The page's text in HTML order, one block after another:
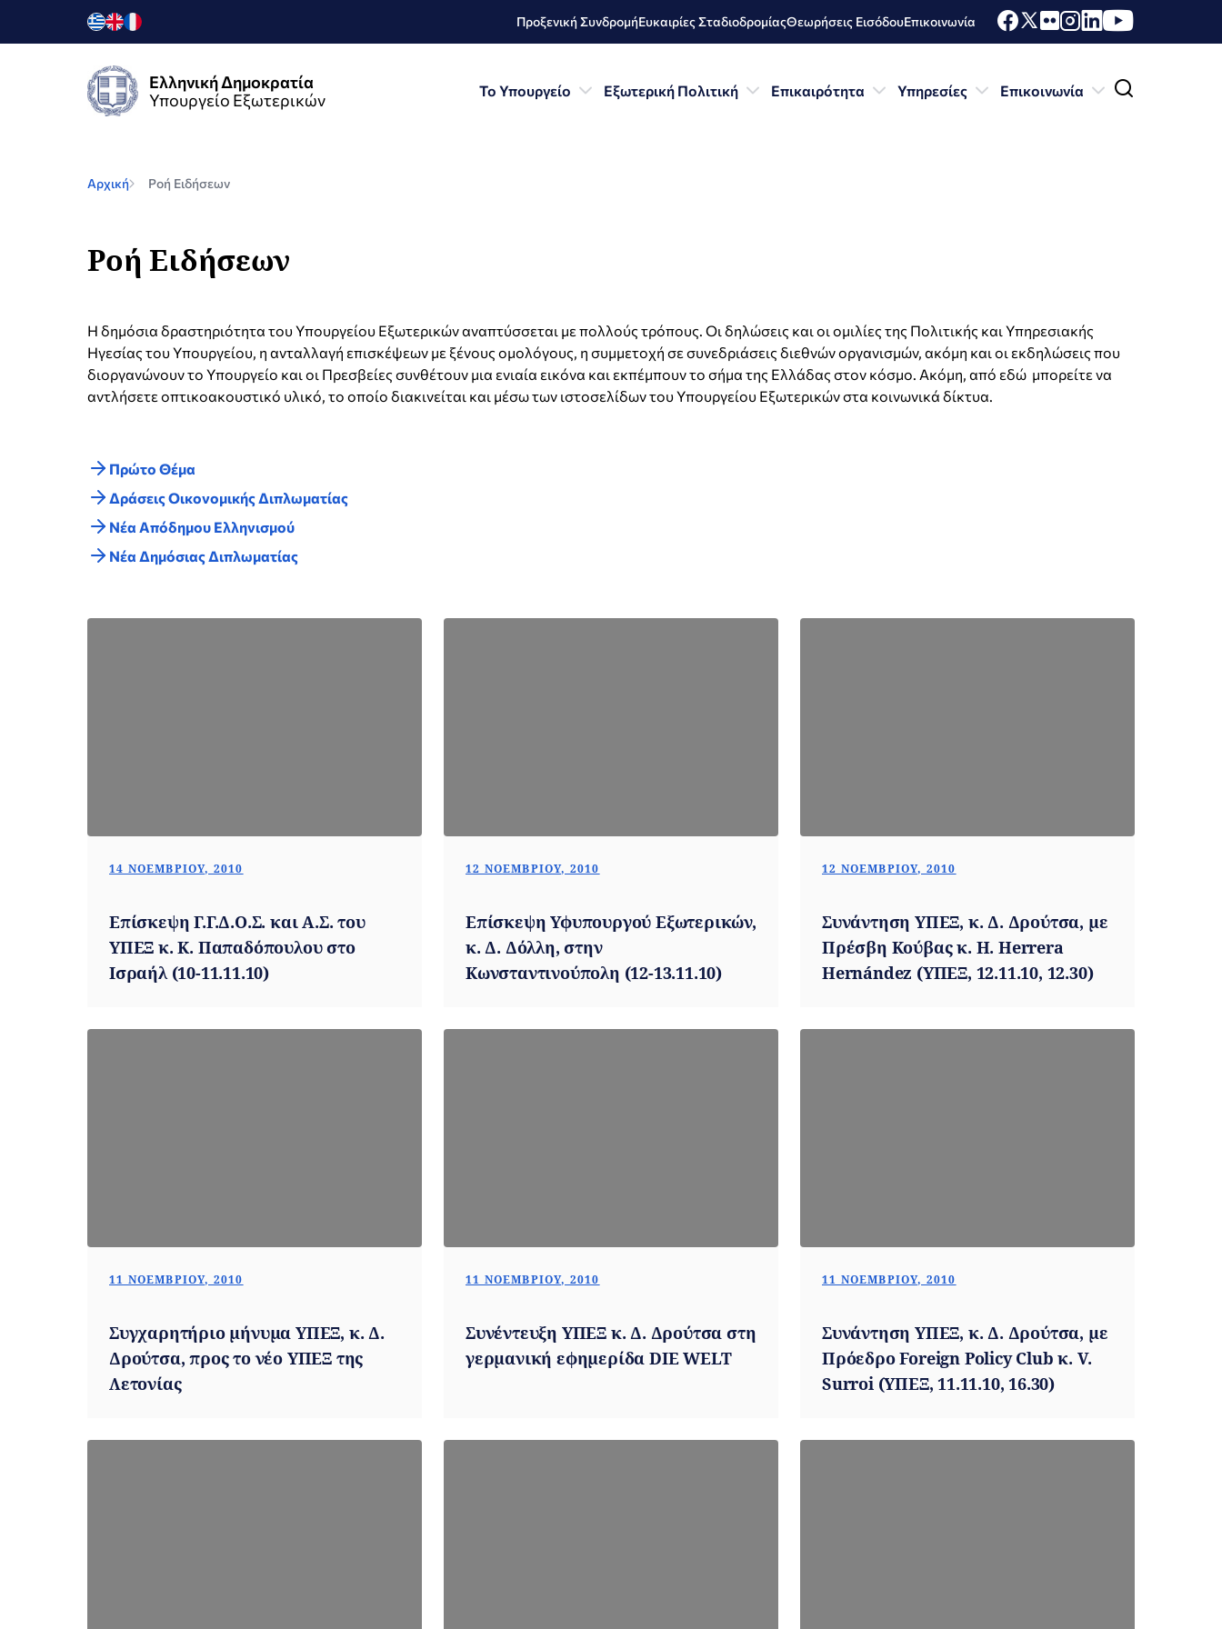
Προξενική ΣυνδρομήΕυκαιρίες ΣταδιοδρομίαςΘεωρήσεις ΕισόδουΕπικοινωνία
Ελληνική Δημοκρατία
Υπουργείο Εξωτερικών
Το Υπουργείο Εξωτερική Πολιτική Επικαιρότητα Υπηρεσίες Επικοινωνία
Αρχική Ροή Ειδήσεων
Ροή Ειδήσεων
Η δημόσια δραστηριότητα του Υπουργείου Εξωτερικών αναπτύσσεται με πολλούς τρόπους. Οι δηλώσεις και οι ομιλίες της Πολιτικής και Υπηρεσιακής
Ηγεσίας του Υπουργείου, η ανταλλαγή επισκέψεων με ξένους ομολόγους, η συμμετοχή σε συνεδριάσεις διεθνών οργανισμών, ακόμη και οι εκδηλώσεις που
διοργανώνουν το Υπουργείο και οι Πρεσβείες συνθέτουν μια ενιαία εικόνα και εκπέμπουν το σήμα της Ελλάδας στον κόσμο. Ακόμη, από εδώ μπορείτε να
αντλήσετε οπτικοακουστικό υλικό, το οποίο διακινείται και μέσω των ιστοσελίδων του Υπουργείου Εξωτερικών στα κοινωνικά δίκτυα.
Πρώτο Θέμα
Δράσεις Οικονομικής Διπλωματίας
Nέα Απόδημου Ελληνισμού
Νέα Δημόσιας Διπλωματίας
14 ΝΟΕΜΒΡΊΟΥ, 2010
Επίσκεψη Γ.Γ.Δ.Ο.Σ. και Α.Σ. του
ΥΠΕΞ κ. Κ. Παπαδόπουλου στο
Ισραήλ (10-11.11.10)
12 ΝΟΕΜΒΡΊΟΥ, 2010
Επίσκεψη Υφυπουργού Εξωτερικών,
κ. Δ. Δόλλη, στην
Κωνσταντινούπολη (12-13.11.10)
12 ΝΟΕΜΒΡΊΟΥ, 2010
Συνάντηση ΥΠΕΞ, κ. Δ. Δρούτσα, με
Πρέσβη Κούβας κ. H. Herrera
Hernández (ΥΠΕΞ, 12.11.10, 12.30)
11 ΝΟΕΜΒΡΊΟΥ, 2010
Συγχαρητήριο μήνυμα ΥΠΕΞ, κ. Δ.
Δρούτσα, προς το νέο ΥΠΕΞ της
Λετονίας
11 ΝΟΕΜΒΡΊΟΥ, 2010
Συνέντευξη ΥΠΕΞ κ. Δ. Δρούτσα στη
γερμανική εφημερίδα DIE WELT
11 ΝΟΕΜΒΡΊΟΥ, 2010
Συνάντηση ΥΠΕΞ, κ. Δ. Δρούτσα, με
Πρόεδρο Foreign Policy Club κ. V.
Surroi (ΥΠΕΞ, 11.11.10, 16.30)